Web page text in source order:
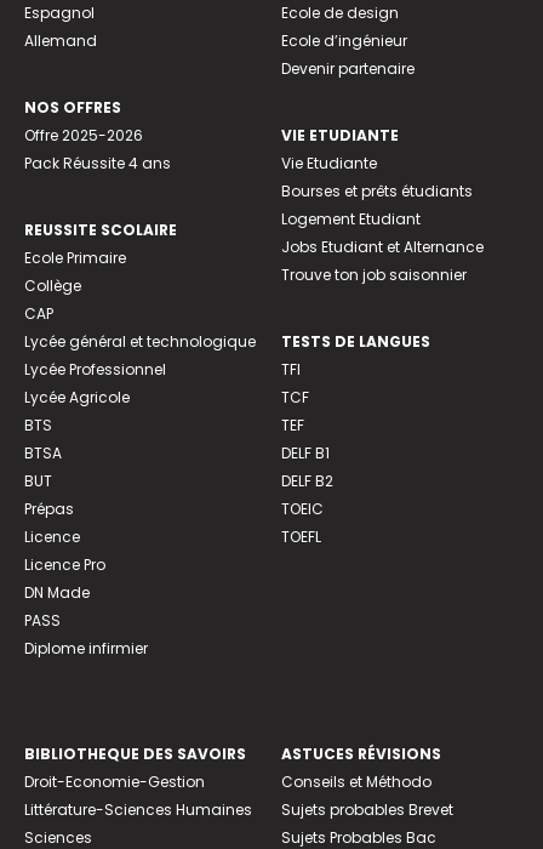
Espagnol
Allemand
NOS OFFRES
Offre 2025-2026
Pack Réussite 4 ans
REUSSITE SCOLAIRE
Ecole Primaire
Collège
CAP
Lycée général et technologique
Lycée Professionnel
Lycée Agricole
BTS
BTSA
BUT
Prépas
Licence
Licence Pro
DN Made
PASS
Diplome infirmier
Ecole de design
Ecole d’ingénieur
Devenir partenaire
VIE ETUDIANTE
Vie Etudiante
Bourses et prêts étudiants
Logement Etudiant
Jobs Etudiant et Alternance
Trouve ton job saisonnier
TESTS DE LANGUES
TFI
TCF
TEF
DELF B1
DELF B2
TOEIC
TOEFL
BIBLIOTHEQUE DES SAVOIRS
Droit-Economie-Gestion
Littérature-Sciences Humaines
Sciences
ASTUCES RÉVISIONS
Conseils et Méthodo
Sujets probables Brevet
Sujets Probables Bac